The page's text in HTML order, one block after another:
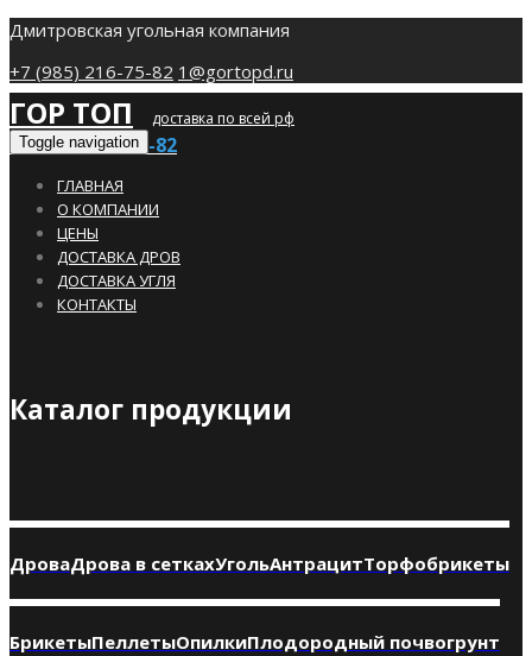
Дмитровская угольная компания
+7 (985) 216-75-82 1@gortopd.ru
ГОР ТОП доставка по всей рф
+7 (985) 216-75-82
Toggle navigation
ГЛАВНАЯ
О КОМПАНИИ
ЦЕНЫ
ДОСТАВКА ДРОВ
ДОСТАВКА УГЛЯ
КОНТАКТЫ
Каталог продукции
ДроваДрова в сеткахУгольАнтрацитТорфобрикеты
БрикетыПеллетыОпилкиПлодородный почвогрунт